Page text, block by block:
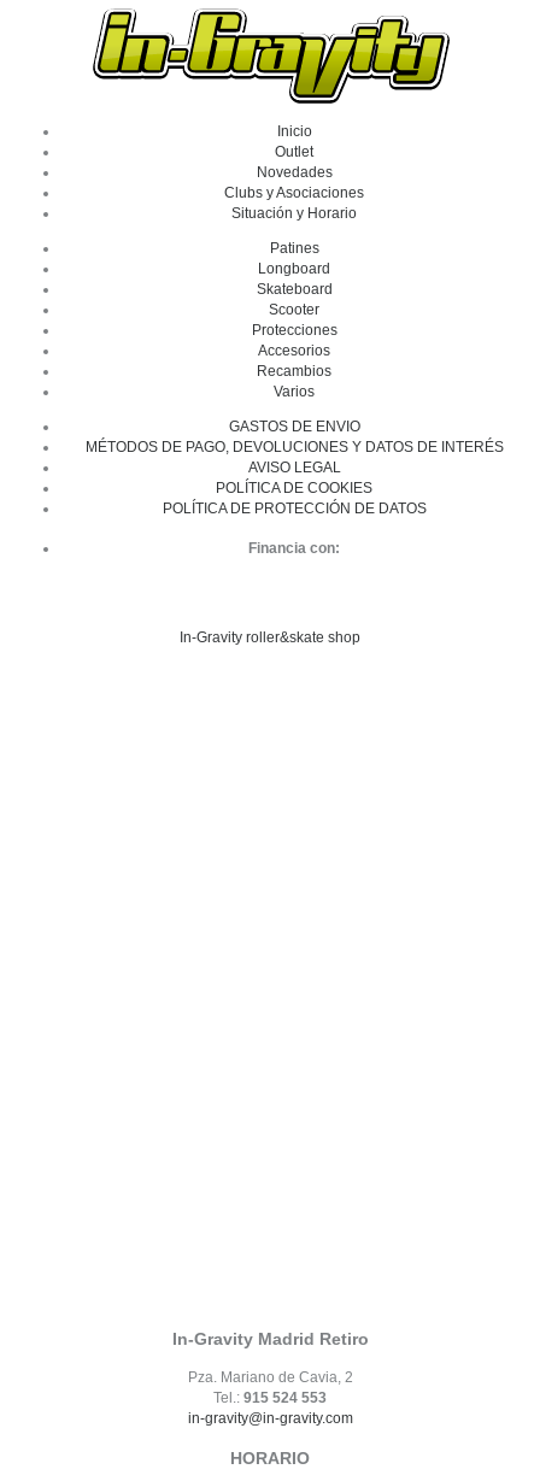
Inicio
Outlet
Novedades
Clubs y Asociaciones
Situación y Horario
Patines
Longboard
Skateboard
Scooter
Protecciones
Accesorios
Recambios
Varios
GASTOS DE ENVIO
MÉTODOS DE PAGO, DEVOLUCIONES Y DATOS DE INTERÉS
AVISO LEGAL
POLÍTICA DE COOKIES
POLÍTICA DE PROTECCIÓN DE DATOS
Financia con:
In-Gravity roller&skate shop
In-Gravity Madrid Retiro
Pza. Mariano de Cavia, 2
Tel.: 915 524 553
in-gravity@in-gravity.com
HORARIO